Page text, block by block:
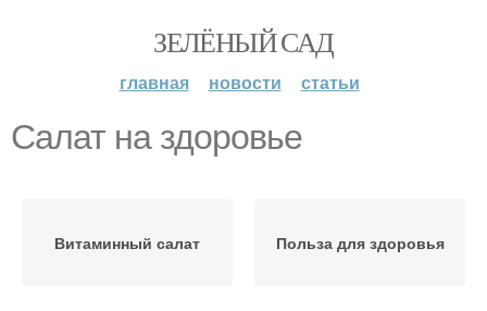
ЗЕЛЁНЫЙ САД
главная новости статьи
Салат на здоровье
Витаминный салат Польза для здоровья